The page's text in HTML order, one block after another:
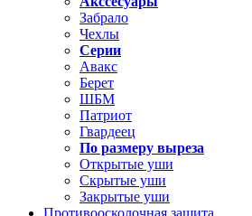
Забрало
Чехлы
Серии
Авакс
Берет
ШБМ
Патриот
Гвардеец
По размеру выреза
Открытые уши
Скрытые уши
Закрытые уши
Противоосколочная защита